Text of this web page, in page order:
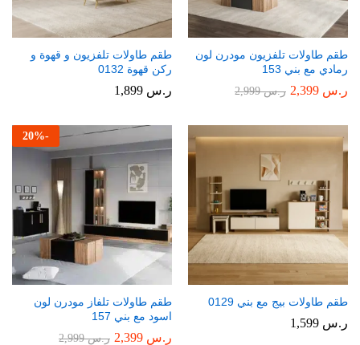
طقم طاولات تلفزيون مودرن لون
رمادي مع بني 153
ر.س ر.س2,999
طقم طاولات تلفزيون و قهوة و
ركن قهوة 0132
ر.س
طقم طاولات بيج مع بني 0129
ر.س
-
20%
طقم طاولات تلفاز مودرن لون
اسود مع بني 157
ر.س ر.س2,999